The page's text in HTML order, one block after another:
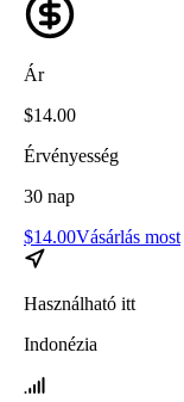
Ár
$14.00
Érvényesség
30 nap
$14.00Vásárlás most
Használható itt
Indonézia